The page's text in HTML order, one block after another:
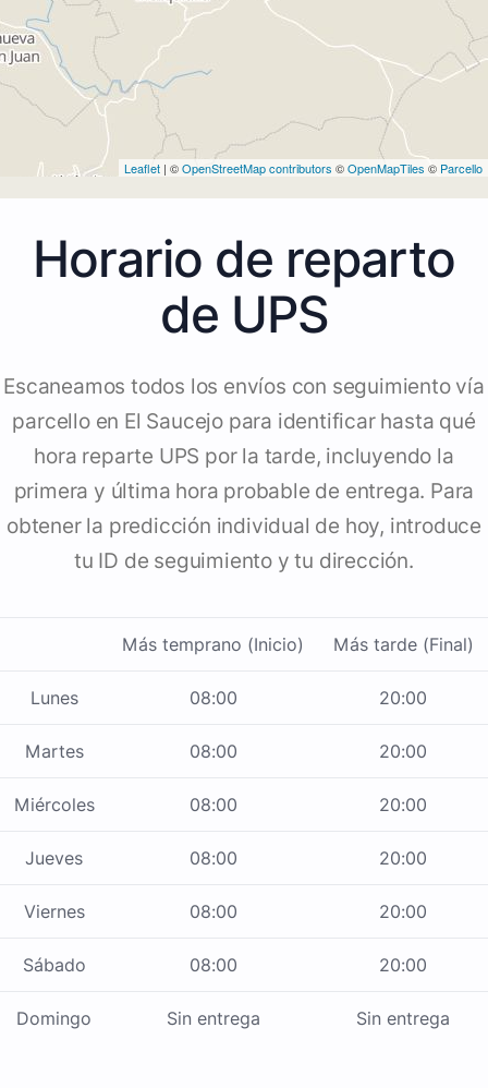
Leaflet | ©OpenStreetMap contributors ©OpenMapTiles © Parcello
Horario de reparto
de UPS
Escaneamos todos los envíos con seguimiento vía
parcello en El Saucejo para identificar hasta qué
hora reparte UPS por la tarde, incluyendo la
primera y última hora probable de entrega. Para
obtener la predicción individual de hoy, introduce
tu ID de seguimiento y tu dirección.
Más temprano (Inicio) Más tarde (Final)
Lunes 08:00 20:00
Martes 08:00 20:00
Miércoles 08:00 20:00
Jueves 08:00 20:00
Viernes 08:00 20:00
Sábado 08:00 20:00
Domingo Sin entrega Sin entrega